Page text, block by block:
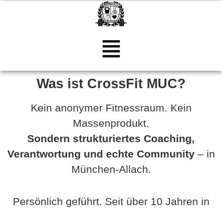
Was ist CrossFit MUC?
Kein anonymer Fitnessraum. Kein
Massenprodukt.
Sondern strukturiertes Coaching,
Verantwortung und echte Community– in
München-Allach.
Persönlich geführt. Seit über 10 Jahren in